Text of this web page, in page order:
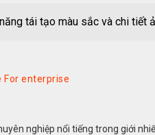
tái tạo màu sắc và chi tiết
For enterprise
nghiệp nổi tiếng trong giới